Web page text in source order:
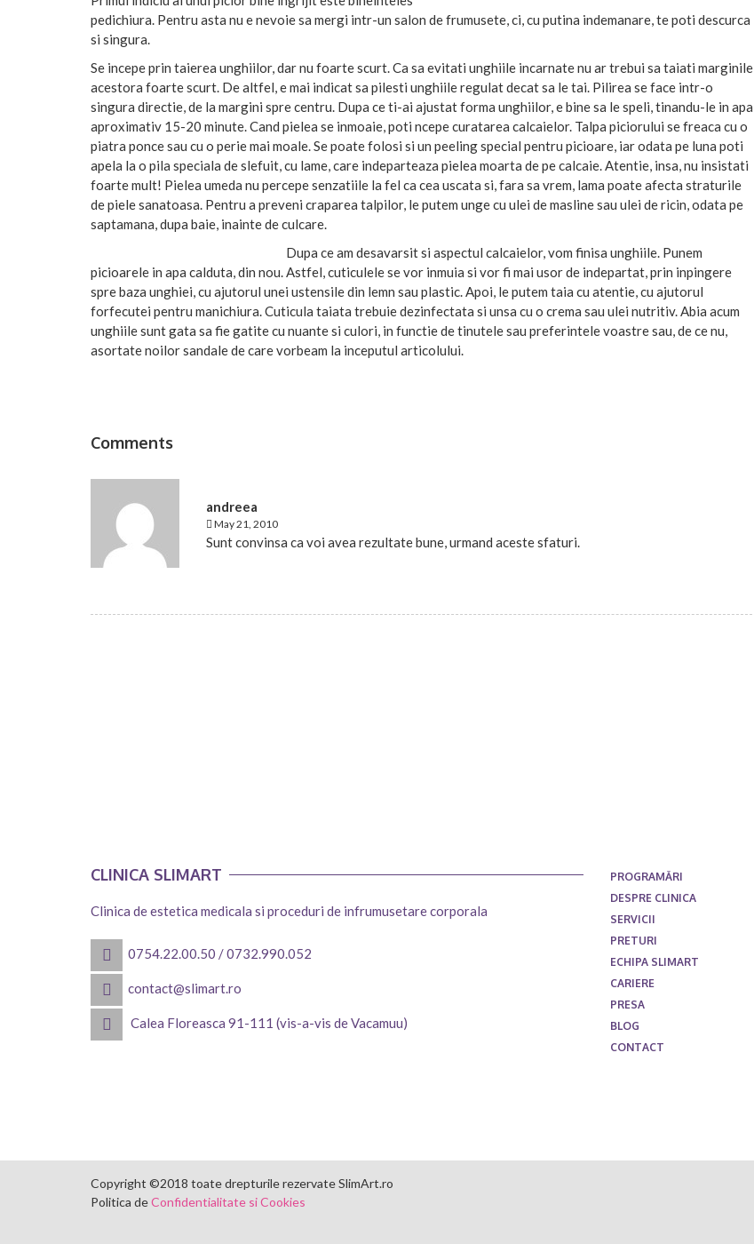
pedichiura. Pentru asta nu e nevoie sa mergi intr-un salon de frumusete, ci, cu putina indemanare, te poti descurca
si singura.
Se incepe prin taierea unghiilor, dar nu foarte scurt. Ca sa evitati unghiile incarnate nu ar trebui sa taiati marginile
acestora foarte scurt. De altfel, e mai indicat sa pilesti unghiile regulat decat sa le tai. Pilirea se face intr-o
singura directie, de la margini spre centru. Dupa ce ti-ai ajustat forma unghiilor, e bine sa le speli, tinandu-le in apa
aproximativ 15-20 minute. Cand pielea se inmoaie, poti ncepe curatarea calcaielor. Talpa piciorului se freaca cu o
piatra ponce sau cu o perie mai moale. Se poate folosi si un peeling special pentru picioare, iar odata pe luna poti
apela la o pila speciala de slefuit, cu lame, care indeparteaza pielea moarta de pe calcaie. Atentie, insa, nu insistati
foarte mult! Pielea umeda nu percepe senzatiile la fel ca cea uscata si, fara sa vrem, lama poate afecta straturile
de piele sanatoasa. Pentru a preveni craparea talpilor, le putem unge cu ulei de masline sau ulei de ricin, odata pe
saptamana, dupa baie, inainte de culcare.
Dupa ce am desavarsit si aspectul calcaielor, vom finisa unghiile. Punem
picioarele in apa calduta, din nou. Astfel, cuticulele se vor inmuia si vor fi mai usor de indepartat, prin inpingere
spre baza unghiei, cu ajutorul unei ustensile din lemn sau plastic. Apoi, le putem taia cu atentie, cu ajutorul
forfecutei pentru manichiura. Cuticula taiata trebuie dezinfectata si unsa cu o crema sau ulei nutritiv. Abia acum
unghiile sunt gata sa fie gatite cu nuante si culori, in functie de tinutele sau preferintele voastre sau, de ce nu,
asortate noilor sandale de care vorbeam la inceputul articolului.
Comments
andreea
May 21, 2010
Sunt convinsa ca voi avea rezultate bune, urmand aceste sfaturi.
CLINICA SLIMART
Clinica de estetica medicala si proceduri de infrumusetare corporala
0754.22.00.50 /0732.990.052
contact@slimart.ro
Calea Floreasca 91-111 (vis-a-vis de Vacamuu)
PROGRAMĂRI
DESPRE CLINICA
SERVICII
PRETURI
ECHIPA SLIMART
CARIERE
PRESA
BLOG
CONTACT
Copyright ©2018 toate drepturile rezervate SlimArt.ro
Politica deConfidentialitate si Cookies